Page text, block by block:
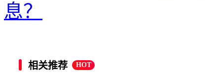
息？
相关推荐 HOT